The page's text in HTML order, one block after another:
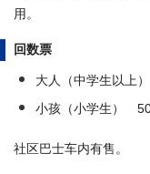
用。
回数票
大人（中学生以上
小孩（小学生）
社区巴士车内有售。